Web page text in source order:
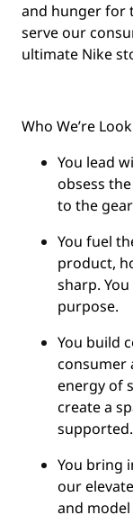
and hunger for
serve our
ultimate Nike
Who We’re
You lead
obsess
to the
You fuel
product,
sharp.
purpose.
You build
consumer
energy of
create a
supported.
You bring
our
and